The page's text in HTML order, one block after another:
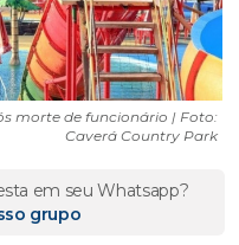
morte de funcionário | Foto:
Caverá Country Park
em seu Whatsapp?
grupo